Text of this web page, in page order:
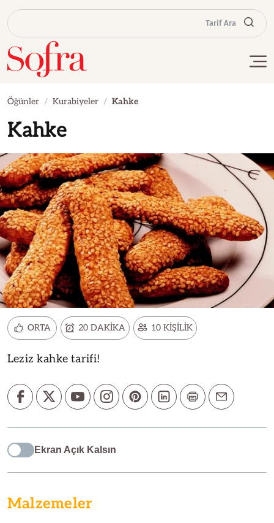
Tarif Ara
Öğünler Kurabiyeler Kahke
Kahke
ORTA 20 DAKİKA 10 KİŞİLİK
Leziz kahke tarifi!
Ekran Açık Kalsın
Malzemeler